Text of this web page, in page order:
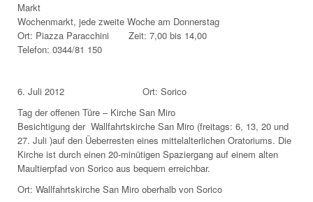
Markt
Wochenmarkt, jede zweite Woche am Donnerstag
Ort: Piazza Paracchini Zeit: 7,00 bis 14,00
Telefon: 0344/81 150
6. Juli 2012 Ort: Sorico
Tag der offenen Türe – Kirche San Miro
Besichtigung der Wallfahrtskirche San Miro (freitags: 6, 13, 20 und
27. Juli )auf den Üeberresten eines mittelalterlichen Oratoriums. Die
Kirche ist durch einen 20-minütigen Spaziergang auf einem alten
Maultierpfad von Sorico aus bequem erreichbar.
Ort: Wallfahrtskirche San Miro oberhalb von Sorico